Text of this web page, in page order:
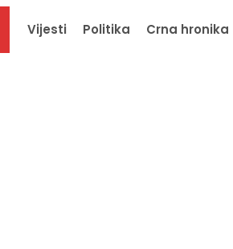
Vijesti Politika Crna hronika